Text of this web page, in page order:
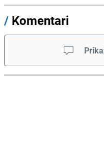
/ Komentari